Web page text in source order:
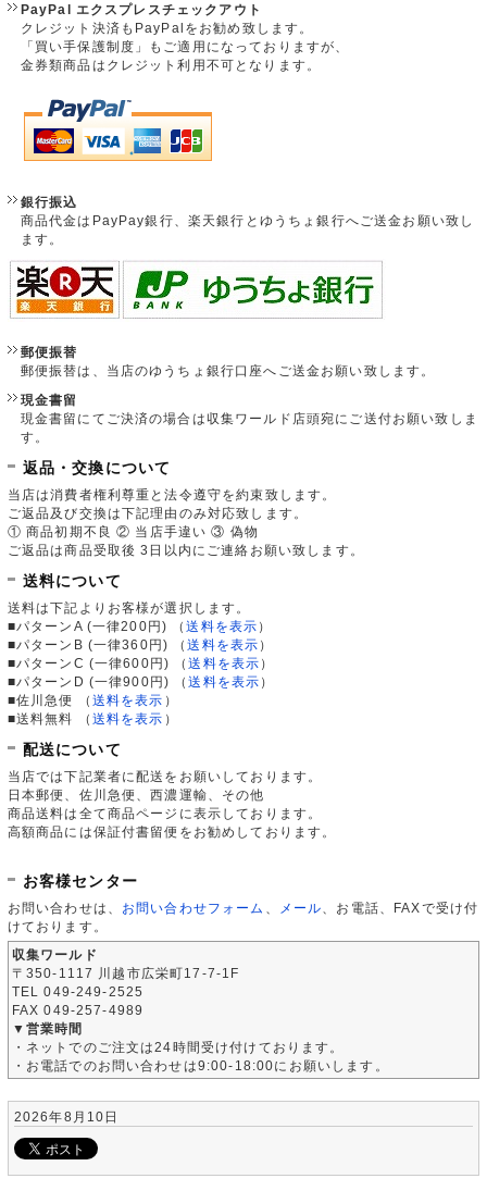
PayPal エクスプレスチェックアウト
クレジット決済もPayPalをお勧め致します。
「買い手保護制度」もご適用になっておりますが、
金券類商品はクレジット利用不可となります。
銀行振込
商品代金はPayPay銀行、楽天銀行とゆうちょ銀行へご送金お願い致し
ます。
郵便振替
郵便振替は、当店のゆうちょ銀行口座へご送金お願い致します。
現金書留
現金書留にてご決済の場合は収集ワールド店頭宛にご送付お願い致しま
す。
返品・交換について
当店は消費者権利尊重と法令遵守を約束致します。
ご返品及び交換は下記理由のみ対応致します。
① 商品初期不良 ② 当店手違い ③ 偽物
ご返品は商品受取後 3日以内にご連絡お願い致します。
送料について
送料は下記よりお客様が選択します。
■パターンA (一律200円)
（送料を表示 ）
■パターンB (一律360円)
（送料を表示 ）
■パターンC (一律600円)
（送料を表示 ）
■パターンD (一律900円)
（送料を表示 ）
■佐川急便
（ 送料を表示 ）
■送料無料
（ 送料を表示 ）
配送について
当店では下記業者に配送をお願いしております。
日本郵便、佐川急便、西濃運輸、その他
商品送料は全て商品ページに表示しております。
高額商品には保証付書留便をお勧めしております。
お客様センター
お問い合わせは、 お問い合わせフォーム メール 、お電話、FAXで受け付
けております。
収集ワールド
〒350-1117 川越市広栄町17-7-1F
TEL 049-249-2525
FAX 049-257-4989
▼営業時間
・ネットでのご注文は24時間受け付けております。
・お電話でのお問い合わせは9:00-18:00にお願いします。
2026年8月10日